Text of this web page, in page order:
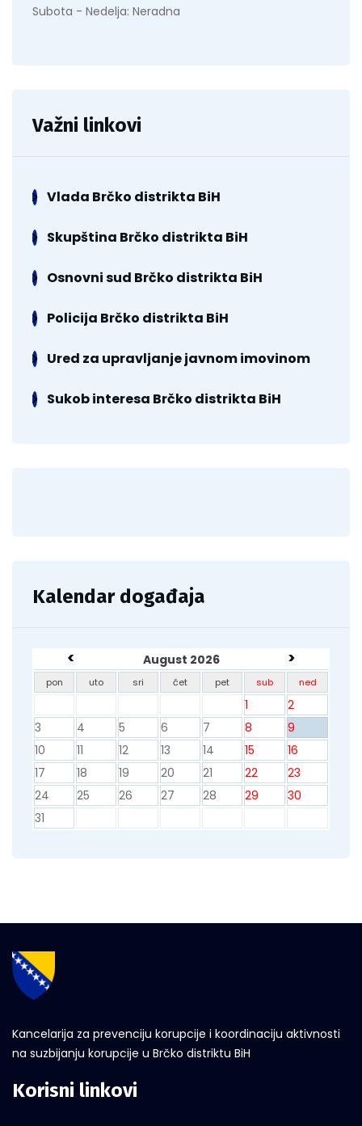
Subota - Nedelja: Neradna
Važni linkovi
Vlada Brčko distrikta BiH
Skupština Brčko distrikta BiH
Osnovni sud Brčko distrikta BiH
Policija Brčko distrikta BiH
Ured za upravljanje javnom imovinom
Sukob interesa Brčko distrikta BiH
Kalendar događaja
< August 2026 >
pon uto sri čet pet sub ned
1
2
3
4 5 6 7 8
9
10
11 12 13 14 15
16
17
18 19 20 21 22
23
24
25 26 27 28 29
30
31
Kancelarija za prevenciju korupcije i koordinaciju aktivnosti
na suzbijanju korupcije u Brčko distriktu BiH
Korisni linkovi